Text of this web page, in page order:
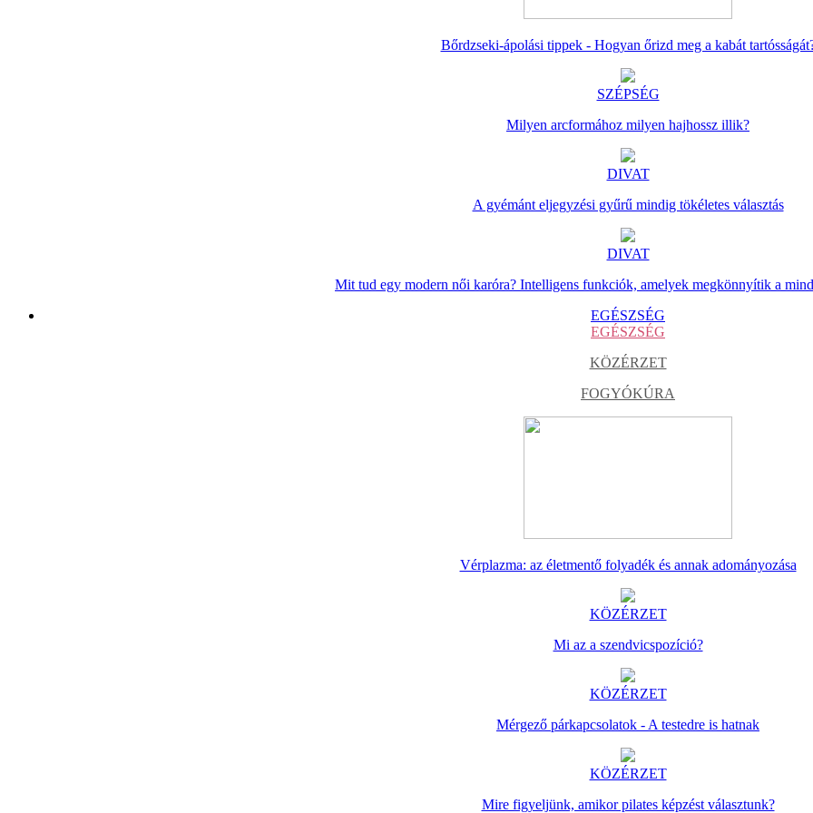
Bőrdzseki-ápolási tippek - Hogyan őrizd meg a kabát
SZÉPSÉG
Milyen arcformához milyen hajhossz illik?
DIVAT
A gyémánt eljegyzési gyűrű mindig tökéletes választás
DIVAT
Mit tud egy modern női karóra? Intelligens funkciók, amelyek megkönnyítik a
EGÉSZSÉG
EGÉSZSÉG
KÖZÉRZET
FOGYÓKÚRA
Vérplazma: az életmentő folyadék és annak adományozása
KÖZÉRZET
Mi az a szendvicspozíció?
KÖZÉRZET
Mérgező párkapcsolatok - A testedre is hatnak
KÖZÉRZET
Mire figyeljünk, amikor pilates képzést választunk?